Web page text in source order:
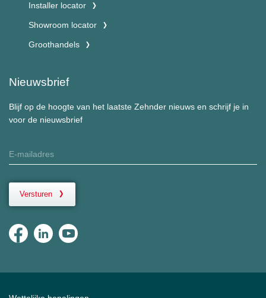
Installer locator
Showroom locator
Groothandels
Nieuwsbrief
Blijf op de hoogte van het laatste Zehnder nieuws en schrijf je in
voor de nieuwsbrief
Versturen